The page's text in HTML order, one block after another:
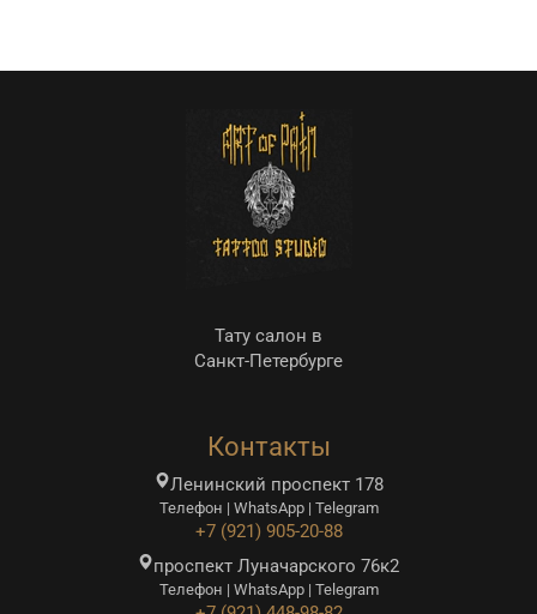
Тату салон в
Санкт-Петербурге
Контакты
Ленинский проспект 178
Телефон | WhatsApp | Telegram
+7 (921) 905-20-88
проспект Луначарского 76к2
Телефон | WhatsApp | Telegram